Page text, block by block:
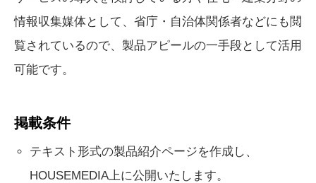
情報収集媒体として、省庁・自治体関係者などにも閲
覧されているので、製品アピールの一手段として活用
可能です。
掲載条件
テキスト形式の製品紹介ページを作成し、
HOUSEMEDIA上に公開いたします。